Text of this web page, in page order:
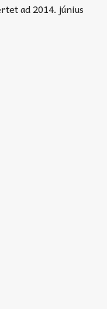
ad 2014. június